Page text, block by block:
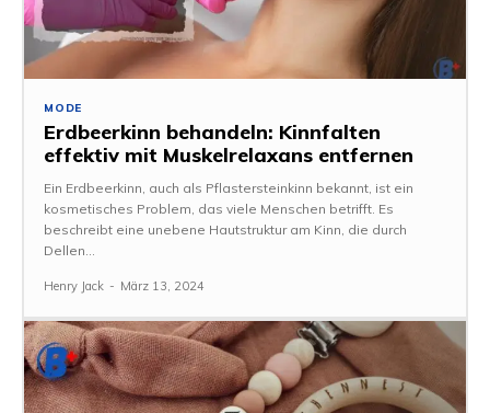
MODE
Erdbeerkinn behandeln: Kinnfalten
effektiv mit Muskelrelaxans entfernen
Ein Erdbeerkinn, auch als Pflastersteinkinn bekannt, ist ein
kosmetisches Problem, das viele Menschen betrifft. Es
beschreibt eine unebene Hautstruktur am Kinn, die durch
Dellen...
Henry Jack - März 13, 2024